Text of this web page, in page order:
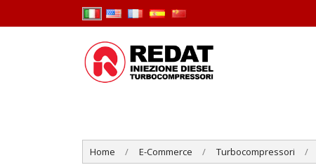
Home E-Commerce Turbocompressori